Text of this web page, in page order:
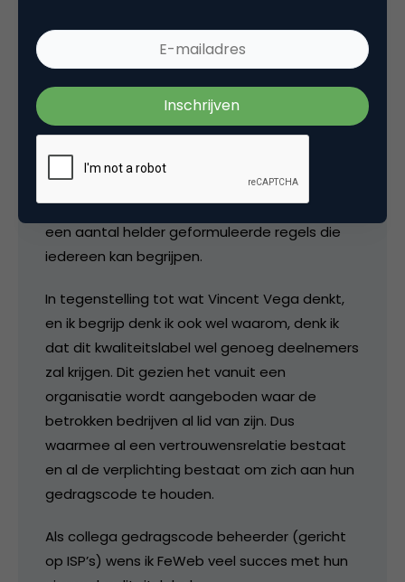
De (rand)voorwaarden voor het kwaliteitslabel
kan ik niet vinden. De gedragscode zoals ik die
aantref ziet er goed uit. Het is naar mijn idee
goed dat er geen waslijst aan regels is, maar
een aantal helder geformuleerde regels die
iedereen kan begrijpen.
In tegenstelling tot wat Vincent Vega denkt,
en ik begrijp denk ik ook wel waarom, denk ik
dat dit kwaliteitslabel wel genoeg deelnemers
zal krijgen. Dit gezien het vanuit een
organisatie wordt aangeboden waar de
betrokken bedrijven al lid van zijn. Dus
waarmee al een vertrouwensrelatie bestaat
en al de verplichting bestaat om zich aan hun
gedragscode te houden.
Als collega gedragscode beheerder (gericht
op ISP’s) wens ik FeWeb veel succes met hun